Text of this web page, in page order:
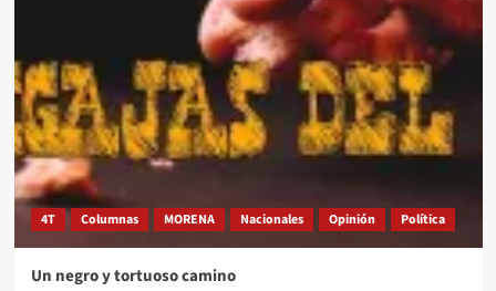
4T Columnas MORENA Nacionales Opinión Política
Un negro y tortuoso camino